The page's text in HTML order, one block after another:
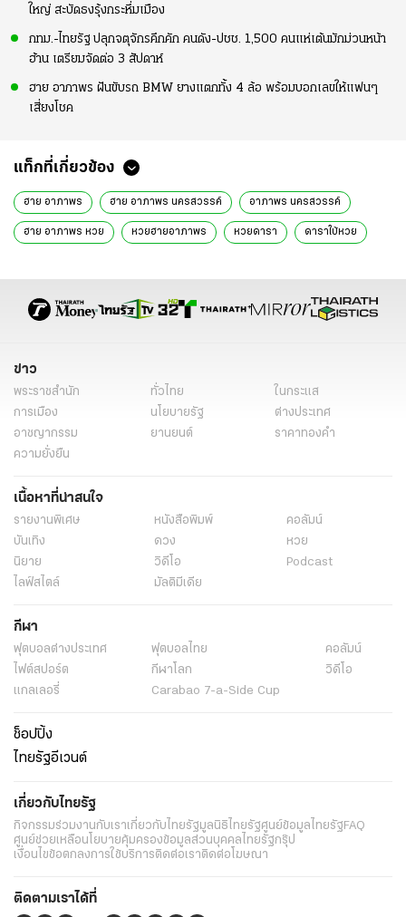
ใหญ่ สะบัดธงรุ้งกระหึ่มเมือง
กทม.-ไทยรัฐ ปลุกจตุจักรคึกคัก คนดัง-ปชช. 1,500 คนแห่เต้นมักม่วนหน้า
ฮ้าน เตรียมจัดต่อ 3 สัปดาห์
ฮาย อาภาพร ฝันขับรถ BMW ยางแตกทั้ง 4 ล้อ พร้อมบอกเลขให้แฟนๆ
เสี่ยงโชค
แท็กที่เกี่ยวข้อง
ฮาย อาภาพร ฮาย อาภาพร นครสวรรค์ อาภาพร นครสวรรค์
ฮาย อาภาพร หวย หวยฮายอาภาพร หวยดารา ดาราใบ้หวย
ข่าว
พระราชสำนัก ทั่วไทย
ในกระแส
การเมือง
นโยบายรัฐ
ต่างประเทศ
อาชญากรรม
ยานยนต์
ราคาทองคำ
ความยั่งยืน
เนื้อหาที่น่าสนใจ
รายงานพิเศษ หนังสือพิมพ์
คอลัมน์
บันเทิง
ดวง
หวย
นิยาย
วิดีโอ
Podcast
ไลฟ์สไตล์
มัลติมีเดีย
กีฬา
ฟุตบอลต่่างประเทศ ฟุตบอลไทย
คอลัมน์
ไฟต์สปอร์ต
กีฬาโลก
วิดีโอ
แกลเลอรี่
Carabao 7-a-Side Cup
ช็อปปิ้ง
ไทยรัฐอีเวนต์
เกี่ยวกับไทยรัฐ
กิจกรรมร่วมงานกับเราเกี่ยวกับไทยรัฐมูลนิธิไทยรัฐศูนย์ข้อมูลไทยรัฐFAQ
ศูนย์ช่วยเหลือนโยบายคุ้มครองข้อมูลส่วนบุคคลไทยรัฐกรุ๊ป
เงื่อนไขข้อตกลงการใช้บริการติดต่อเราติดต่อโฆษณา
ติดตามเราได้ที่